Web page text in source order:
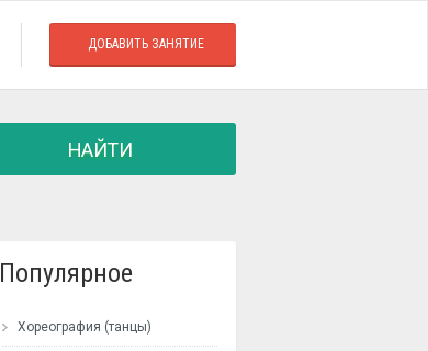
ДОБАВИТЬ ЗАНЯТИЕ
НАЙТИ
Популярное
Хореография (танцы)